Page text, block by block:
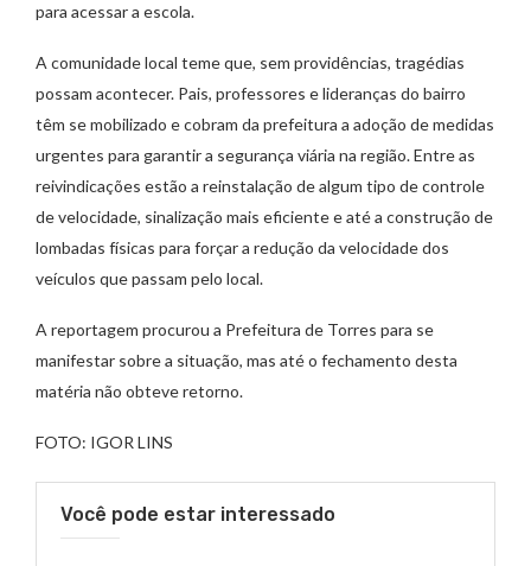
para acessar a escola.
A comunidade local teme que, sem providências, tragédias
possam acontecer. Pais, professores e lideranças do bairro
têm se mobilizado e cobram da prefeitura a adoção de medidas
urgentes para garantir a segurança viária na região. Entre as
reivindicações estão a reinstalação de algum tipo de controle
de velocidade, sinalização mais eficiente e até a construção de
lombadas físicas para forçar a redução da velocidade dos
veículos que passam pelo local.
A reportagem procurou a Prefeitura de Torres para se
manifestar sobre a situação, mas até o fechamento desta
matéria não obteve retorno.
FOTO: IGOR LINS
Você pode estar interessado